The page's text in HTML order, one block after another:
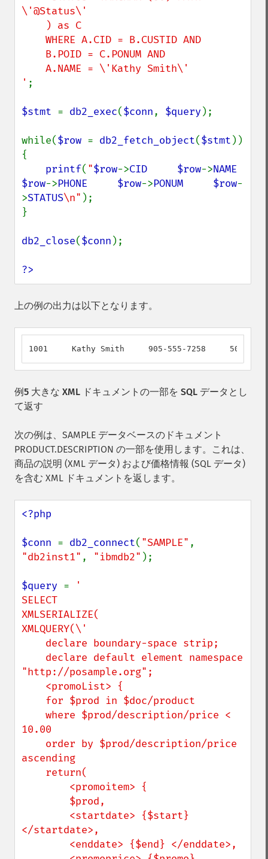
\'@Status\'
' ;
$stmt = db2_exec($conn, $query);
while($row = db2_fetch_object($stmt ))
{
printf( "$row->CID $row->NAME
$row->PHONE $row->PONUM $row-
>STATUS\n" );
}
db2_close($conn );
?>
上の例の出力は以下となります。
1001     Kathy Smith     905-555-7258     5002
例5 大きな XML ドキュメントの一部を SQL データとし
て返す
次の例は、SAMPLE データベースのドキュメント
PRODUCT.DESCRIPTION の一部を使用します。これは、
商品の説明 (XML データ) および価格情報 (SQL データ)
を含む XML ドキュメントを返します。
<?php
$conn = db2_connect( "SAMPLE"
"db2inst1" , "ibmdb2" );
$query =
'
SELECT
XMLSERIALIZE(
XMLQUERY(\'
"http://posample.org";
10.00
ascending
</startdate>,